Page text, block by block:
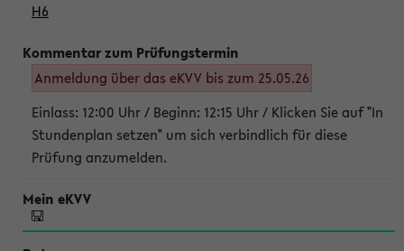
H6
Anmeldung über das eKVV bis zum 25.05.26
Einlass: 12:00 Uhr / Beginn: 12:15 Uhr / Klicken Sie auf "In
Stundenplan setzen" um sich verbindlich für diese
Prüfung anzumelden.